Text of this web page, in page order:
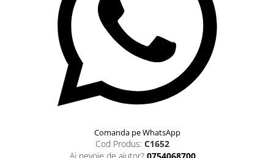
Comanda pe WhatsApp
Cod Produs: C1652
Ai nevoie de ajutor? 0754068700